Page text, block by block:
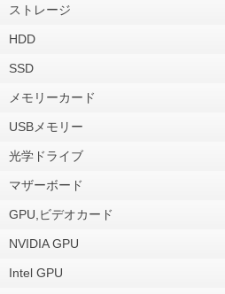
ストレージ
HDD
SSD
メモリーカード
USBメモリー
光学ドライブ
マザーボード
GPU,ビデオカード
NVIDIA GPU
Intel GPU